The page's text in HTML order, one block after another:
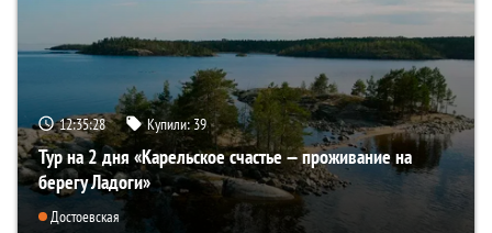
12:35:26 Купили:39
Тур на 2 дня «Карельское счастье — проживание на
берегу Ладоги»
Достоевская